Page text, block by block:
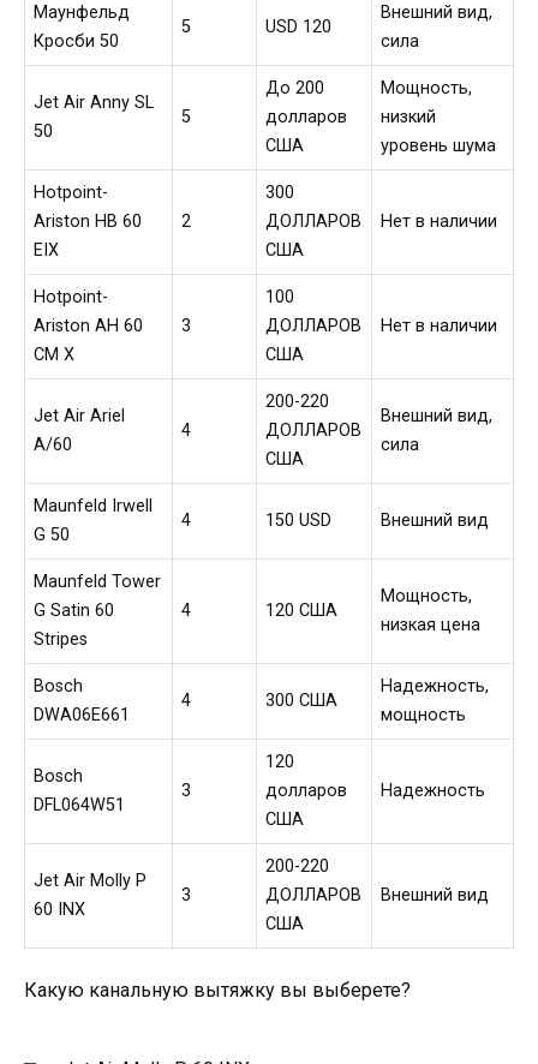
Маунфельд
Кросби 50
5 USD 120
Внешний вид,
сила
Jet Air Anny SL
50
5
До 200
долларов
США
Мощность,
низкий
уровень шума
Hotpoint-
Ariston HB 60
EIX
2
300
ДОЛЛАРОВ
США
Нет в наличии
Hotpoint-
Ariston AH 60
CM X
3
100
ДОЛЛАРОВ
США
Нет в наличии
Jet Air Ariel
A/60
4
200-220
ДОЛЛАРОВ
США
Внешний вид,
сила
Maunfeld Irwell
G 50
4 150 USD Внешний вид
Maunfeld Tower
G Satin 60
Stripes
4 120 США
Мощность,
низкая цена
Bosch
DWA06E661
4 300 США
Надежность,
мощность
Bosch
DFL064W51
3
120
долларов
США
Надежность
Jet Air Molly P
60 INX
3
200-220
ДОЛЛАРОВ
США
Внешний вид
Какую канальную вытяжку вы выберете?